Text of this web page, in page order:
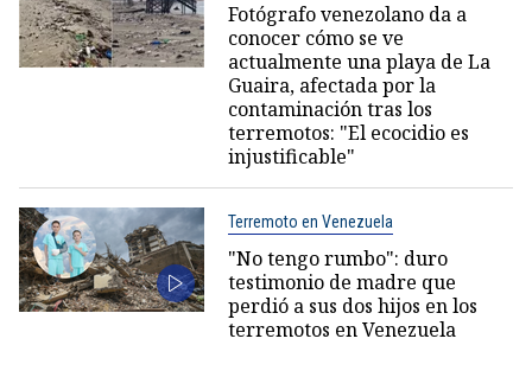
Fotógrafo venezolano da a
conocer cómo se ve
actualmente una playa de La
Guaira, afectada por la
contaminación tras los
terremotos: "El ecocidio es
injustificable"
Terremoto en Venezuela
"No tengo rumbo": duro
testimonio de madre que
perdió a sus dos hijos en los
terremotos en Venezuela